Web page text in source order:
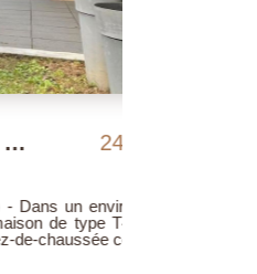
249 000 €
T4 propose
comprend :